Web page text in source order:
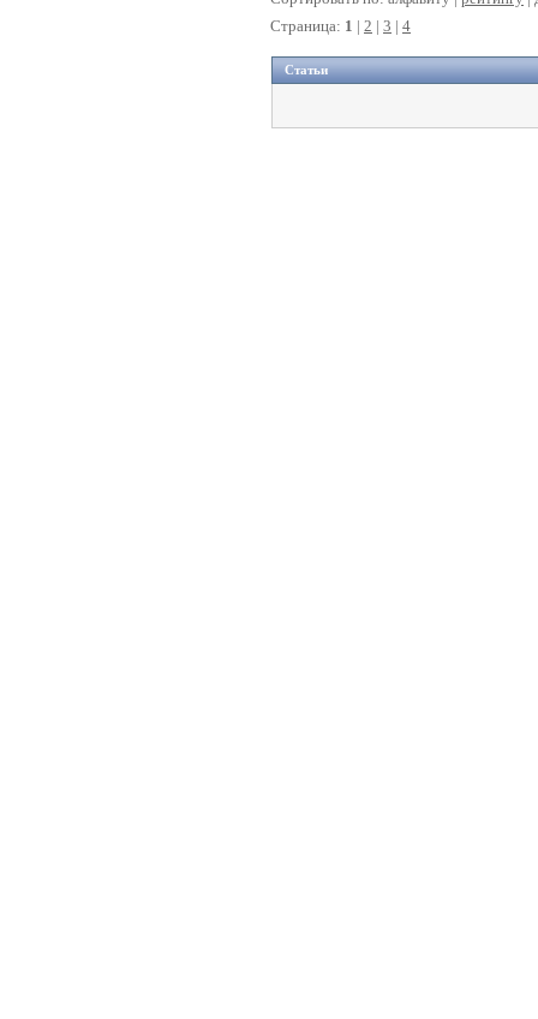
Страница: 1 | 2 | 3 | 4
Статьи